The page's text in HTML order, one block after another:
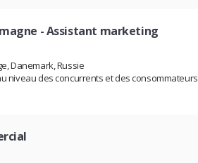
- Assistant marketing
Danemark, Russie
niveau des concurrents et des consommateurs